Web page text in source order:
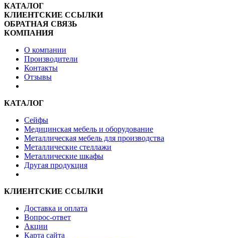
КАТАЛОГ
КЛИЕНТСКИЕ ССЫЛКИ
ОБРАТНАЯ СВЯЗЬ
КОМПАНИЯ
О компании
Производители
Контакты
Отзывы
КАТАЛОГ
Сейфы
Медицинская мебель и оборудование
Металлическая мебель для производства
Металлические стеллажи
Металлические шкафы
Другая продукция
КЛИЕНТСКИЕ ССЫЛКИ
Доставка и оплата
Вопрос-ответ
Акции
Карта сайта